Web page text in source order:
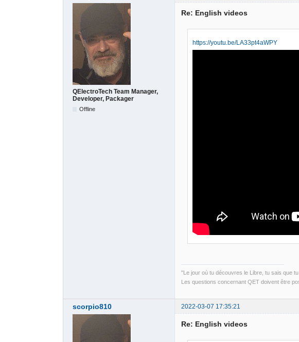
QElectroTech Team Manager,
Developer, Packager
Offline
Re: English videos
https://youtu.be/LA33pt4aWPY
"Le jour où tu découvres le Libre, tu sais que
Les questions concernant QET doivent être
scorpio810 2022-03-07 17:35:21
Re: English videos